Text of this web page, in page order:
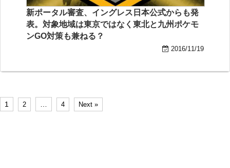
新ポータル審査、イングレス日本公式からも発
表。対象地域は東京ではなく東北と九州ポケモ
ンGO対策も兼ねる？
2016/11/19
1 2 4 Next »